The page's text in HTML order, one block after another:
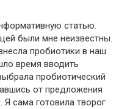
статью.
были мне неизвестны.
пробиотики в наш
время вводить
пробиотический
от предложения
Я сама готовила творог